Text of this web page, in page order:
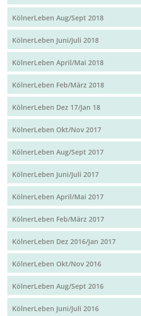
KölnerLeben Aug/Sept 2018
KölnerLeben Juni/Juli 2018
KölnerLeben April/Mai 2018
KölnerLeben Feb/März 2018
KölnerLeben Dez 17/Jan 18
KölnerLeben Okt/Nov 2017
KölnerLeben Aug/Sept 2017
KölnerLeben Juni/Juli 2017
KölnerLeben April/Mai 2017
KölnerLeben Feb/März 2017
KölnerLeben Dez 2016/Jan 2017
KölnerLeben Okt/Nov 2016
KölnerLeben Aug/Sept 2016
KölnerLeben Juni/Juli 2016